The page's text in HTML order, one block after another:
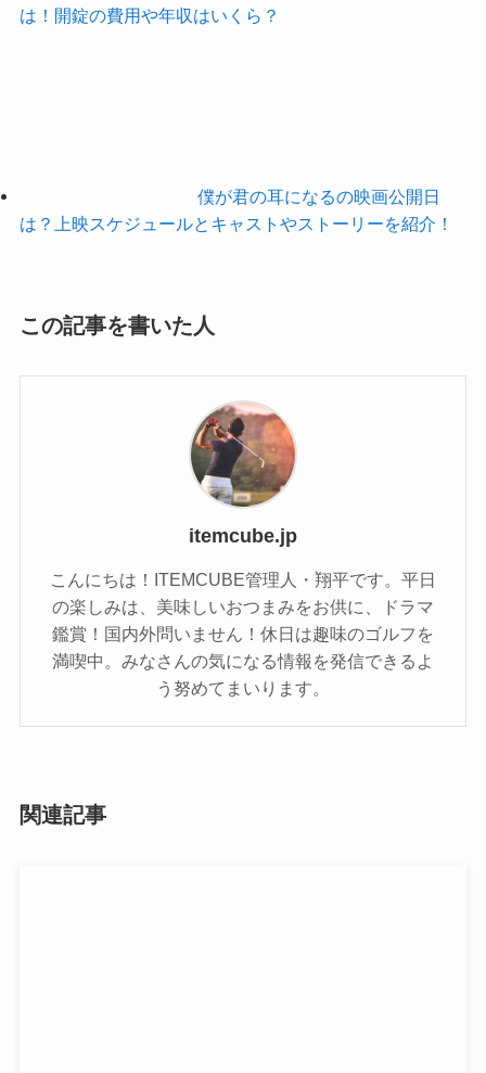
は！開錠の費用や年収はいくら？
僕が君の耳になるの映画公開日
は？上映スケジュールとキャストやストーリーを紹介！
この記事を書いた人
itemcube.jp
こんにちは！ITEMCUBE管理人・翔平です。平日
の楽しみは、美味しいおつまみをお供に、ドラマ
鑑賞！国内外問いません！休日は趣味のゴルフを
満喫中。みなさんの気になる情報を発信できるよ
う努めてまいります。
関連記事